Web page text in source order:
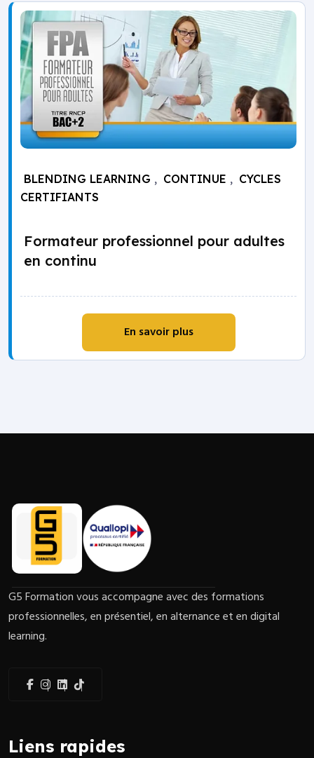
BLENDING LEARNING , CONTINUE , CYCLES
CERTIFIANTS
Formateur professionnel pour adultes
en continu
En savoir plus
G5 Formation vous accompagne avec des formations
professionnelles, en présentiel, en alternance et en digital
learning.
Liens rapides